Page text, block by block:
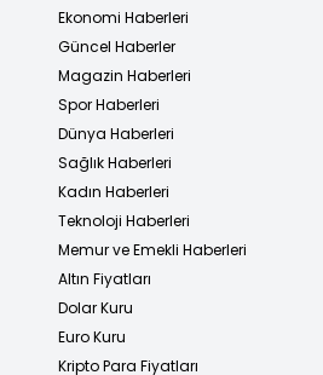
Ekonomi Haberleri
Güncel Haberler
Magazin Haberleri
Spor Haberleri
Dünya Haberleri
Sağlık Haberleri
Kadın Haberleri
Teknoloji Haberleri
Memur ve Emekli Haberleri
Altın Fiyatları
Dolar Kuru
Euro Kuru
Kripto Para Fiyatları